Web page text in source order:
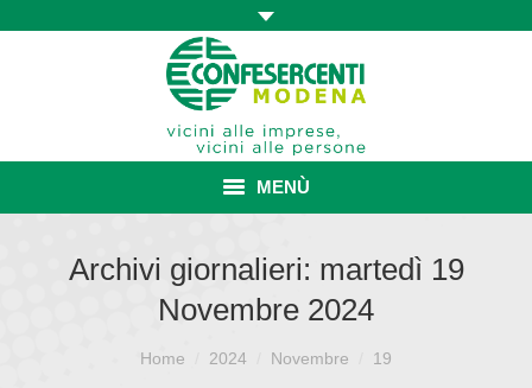
MENÙ
ASSOCIAZIONE
ISCRIZIONE E VANTAGGI
Archivi giornalieri: martedì 19
Novembre 2024
Home 2024 Novembre 19